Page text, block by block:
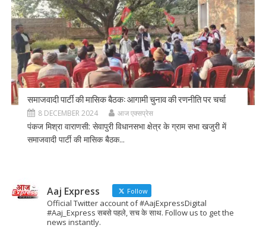
समाजवादी पार्टी की मासिक बैठक: आगामी चुनाव की रणनीति पर चर्चा
8 DECEMBER 2024 आज एक्सप्रेस
पंकज मिश्रा वाराणसी: सेवापुरी विधानसभा क्षेत्र के ग्राम सभा खजुरी में
समाजवादी पार्टी की मासिक बैठक...
Aaj Express Follow
Official Twitter account of #AajExpressDigital
#Aaj_Express सबसे पहले, सच के साथ. Follow us to get the
news instantly.